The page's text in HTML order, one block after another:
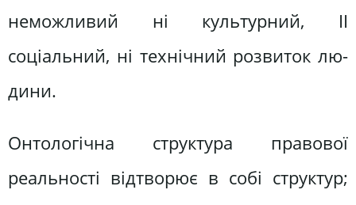
неможливий ні культурний, II
соціальний, ні технічний розвиток лю­
дини.
Онтологічна структура правової
реальності відтворює в собі структур;